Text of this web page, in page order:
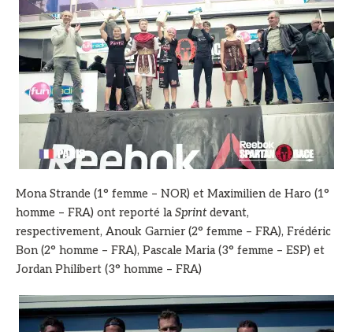
Mona Strande (1° femme – NOR) et Maximilien de Haro (1°
homme – FRA) ont reporté laSprintdevant,
respectivement, Anouk Garnier (2° femme – FRA), Frédéric
Bon (2° homme – FRA), Pascale Maria (3° femme – ESP) et
Jordan Philibert (3° homme – FRA)